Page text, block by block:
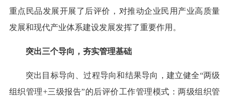
重点民品发展开展了后评价，对推动企业民用产业高质量
发展和现代产业体系建设发展发挥了重要作用。
突出三个导向，夯实管理基础
突出目标导向、过程导向和结果导向，建立健全“两级
组织管理+三级报告”的后评价工作管理模式：两级组织管